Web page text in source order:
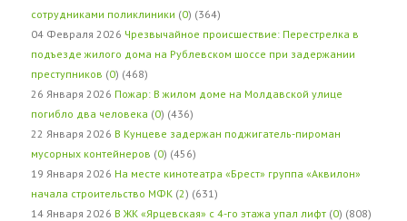
сотрудниками поликлиники (0) (364)
04 Февраля 2026 Чрезвычайное происшествие: Перестрелка в
подъезде жилого дома на Рублевском шоссе при задержании
преступников (0) (468)
26 Января 2026 Пожар: В жилом доме на Молдавской улице
погибло два человека (0) (436)
22 Января 2026 В Кунцеве задержан поджигатель-пироман
мусорных контейнеров (0) (456)
19 Января 2026 На месте кинотеатра «Брест» группа «Аквилон»
начала строительство МФК (2) (631)
14 Января 2026 В ЖК «Ярцевская» с 4-го этажа упал лифт (0) (808)